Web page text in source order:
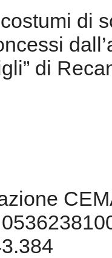
di
di